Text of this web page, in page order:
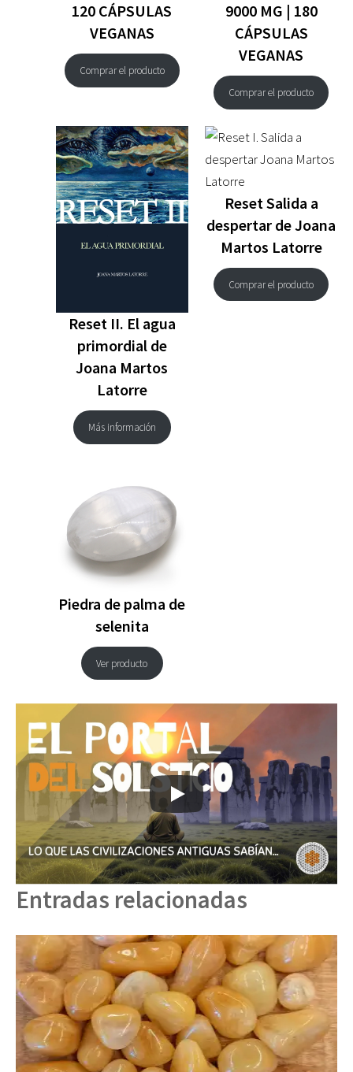
120 CÁPSULAS
VEGANAS
Comprar el producto
9000 MG | 180
CÁPSULAS
VEGANAS
Comprar el producto
Reset II. El agua
primordial de
Joana Martos
Latorre
Más información
Reset Salida a
despertar de Joana
Martos Latorre
Comprar el producto
Piedra de palma de
selenita
Ver producto
Entradas relacionadas